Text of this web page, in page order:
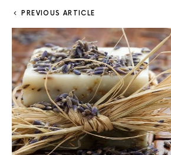
PREVIOUS ARTICLE